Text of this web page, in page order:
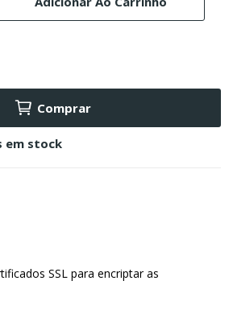
Comprar
em stock
SSL para encriptar as